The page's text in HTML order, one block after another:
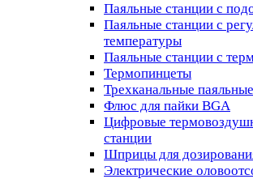
Паяльные станции с
Паяльные станции с
температуры
Паяльные станции с
Термопинцеты
Трехканальные
Флюс для пайки BGA
Цифровые
станции
Шприцы для
Электрические